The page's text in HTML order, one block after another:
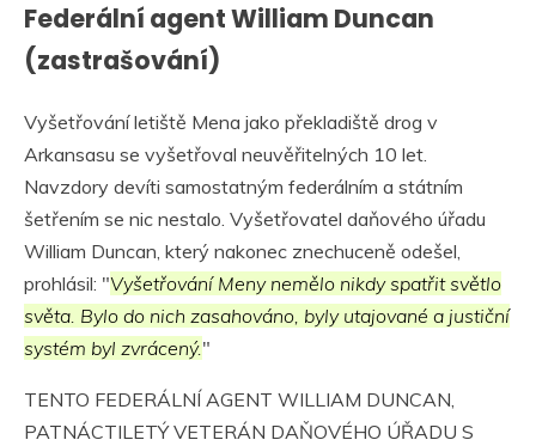
Federální agent William Duncan
(zastrašování)
Vyšetřování letiště Mena jako překladiště drog v
Arkansasu se vyšetřoval neuvěřitelných 10 let.
Navzdory devíti samostatným federálním a státním
šetřením se nic nestalo. Vyšetřovatel daňového úřadu
William Duncan, který nakonec znechuceně odešel,
prohlásil: "Vyšetřování Meny nemělo nikdy spatřit světlo
světa. Bylo do nich zasahováno, byly utajované a justiční
systém byl zvrácený."
TENTO FEDERÁLNÍ AGENT WILLIAM DUNCAN,
PATNÁCTILETÝ VETERÁN DAŇOVÉHO ÚŘADU S